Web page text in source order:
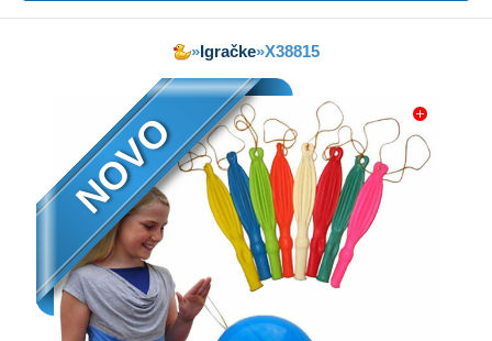
»Igračke»X38815
NOVO